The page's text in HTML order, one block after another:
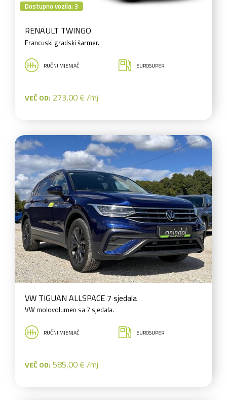
Dostupno vozila: 3
RENAULT TWINGO
Francuski gradski šarmer.
RUČNI MJENJAČ EUROSUPER
VEĆ OD: 273,00 € /mj
VW TIGUAN ALLSPACE 7 sjedala
VW molovolumen sa 7 sjedala.
RUČNI MJENJAČ EUROSUPER
VEĆ OD: 585,00 € /mj